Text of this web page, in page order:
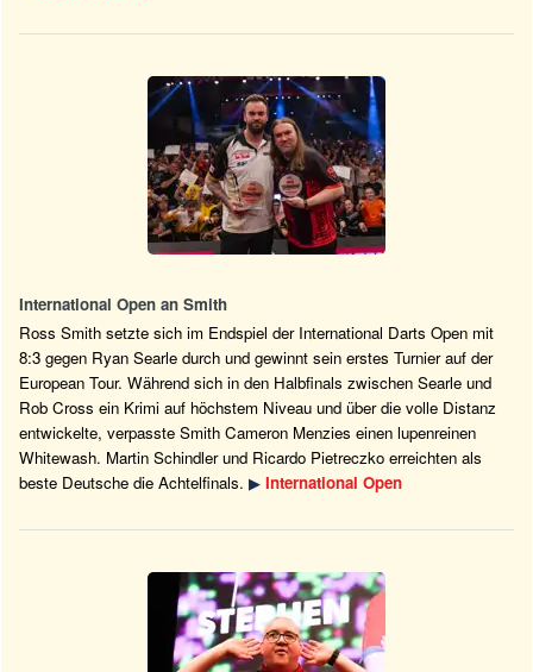
International Open an Smith
Ross Smith setzte sich im Endspiel der International Darts Open mit
8:3 gegen Ryan Searle durch und gewinnt sein erstes Turnier auf der
European Tour. Während sich in den Halbfinals zwischen Searle und
Rob Cross ein Krimi auf höchstem Niveau und über die volle Distanz
entwickelte, verpasste Smith Cameron Menzies einen lupenreinen
Whitewash. Martin Schindler und Ricardo Pietreczko erreichten als
beste Deutsche die Achtelfinals. ▶ International Open